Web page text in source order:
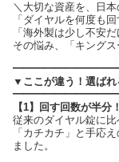
＼大切な資産を、日
「ダイヤルを何度も
「海外製は少し不安
その悩み、「キングス
▼ここが違う！選ば
【1】回す回数が半分
従来のダイヤル錠に比
「カチカチ」と手応
ました。